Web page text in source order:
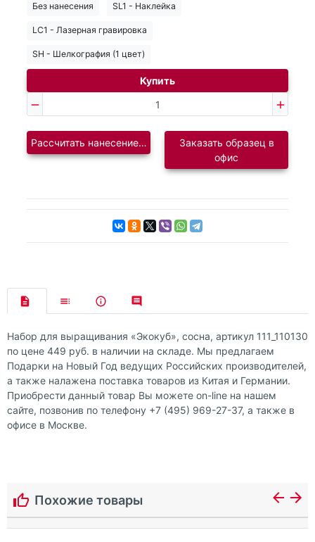
Без нанесения SL1 - Наклейка
LC1 - Лазерная гравировка
SH - Шелкография (1 цвет)
Купить
Рассчитать нанесение логотипаЗаказать образец в
офис
Набор для выращивания «Экокуб», сосна, артикул 111_110130
по цене 449 руб. в наличии на складе. Мы предлагаем
Подарки на Новый Год ведущих Российских производителей,
а также налажена поставка товаров из Китая и Германии.
Приобрести данный товар Вы можете on-line на нашем
сайте, позвонив по телефону +7 (495) 969-27-37, а также в
офисе в Москве.
Похожие товары